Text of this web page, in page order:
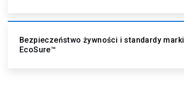
Bezpieczeństwo żywności i standardy marki
EcoSure™